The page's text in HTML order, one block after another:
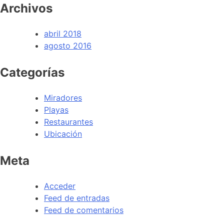
Archivos
abril 2018
agosto 2016
Categorías
Miradores
Playas
Restaurantes
Ubicación
Meta
Acceder
Feed de entradas
Feed de comentarios